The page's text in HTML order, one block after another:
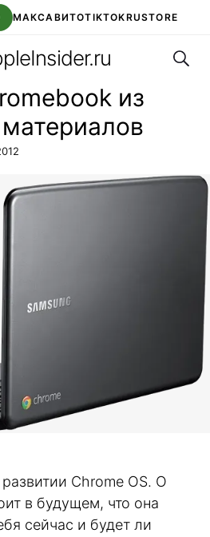
МАКСАВИТОTIKTOKRUSTORE
DDE STORE
из
Chrome OS. О
в будущем, что она
сейчас и будет ли